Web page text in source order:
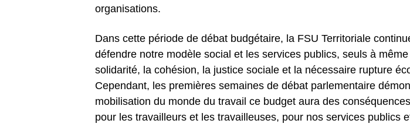
organisations.
Dans cette période de débat budgétaire, la FSU Territoriale
défendre notre modèle social et les services publics, seuls à même
solidarité, la cohésion, la justice sociale et la nécessaire rupture
Cependant, les premières semaines de débat parlementaire
mobilisation du monde du travail ce budget aura des
pour les travailleurs et les travailleuses, pour nos services publics